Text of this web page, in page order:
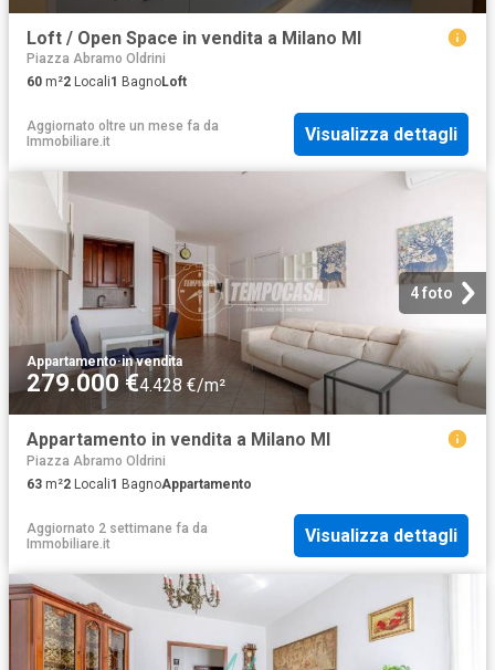
Loft / Open Space in vendita a Milano MI
Piazza Abramo Oldrini
60 m²2 Locali1 BagnoLoft
Aggiornato oltre un mese fa da
Immobiliare.it
Visualizza dettagli
4 foto
Appartamento·in vendita
279.000 €4.428 €/m²
Appartamento in vendita a Milano MI
Piazza Abramo Oldrini
63 m²2 Locali1 BagnoAppartamento
Aggiornato 2 settimane fa da
Immobiliare.it
Visualizza dettagli